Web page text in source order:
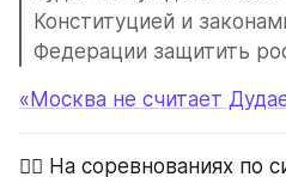
Конституцией и
Федерации защитить
«Москва не считает
🏊‍♀️ На соревнованиях по